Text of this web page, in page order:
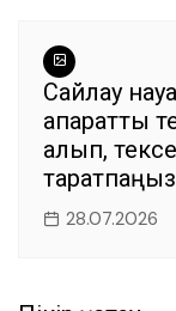
Сайлау
ақпаратты
алып,
таратпаңыз
28.07.2026